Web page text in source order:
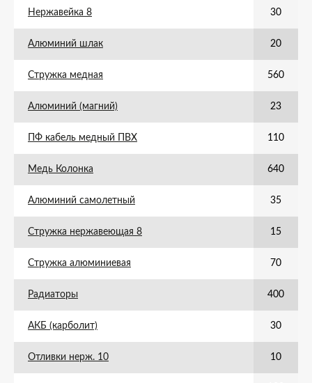
Нержавейка 8 30
Алюминий шлак 20
Стружка медная 560
Алюминий (магний) 23
ПФ кабель медный ПВХ 110
Медь Колонка 640
Алюминий самолетный 35
Стружка нержавеющая 8 15
Стружка алюминиевая 70
Радиаторы 400
АКБ (карболит) 30
Отливки нерж. 10 10